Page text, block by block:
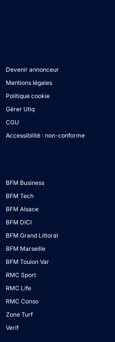
Devenir annonceur
Mentions légales
Politique cookie
Gérer Utiq
CGU
Accessibilité : non-conforme
BFM Business
BFM Tech
BFM Alsace
BFM DICI
BFM Grand Littoral
BFM Marseille
BFM Toulon Var
RMC Sport
RMC Life
RMC Conso
Zone Turf
Verif